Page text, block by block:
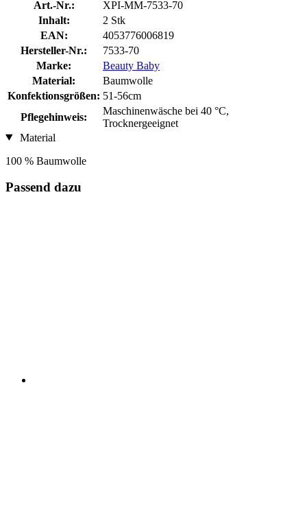
Art.-Nr.:
XPI-MM-7533-70
Inhalt:
2 Stk
EAN:
4053776006819
Hersteller-Nr.:
7533-70
Marke:
Beauty Baby
Material:
Baumwolle
Konfektionsgrößen: 51-56cm
Pflegehinweis:
Maschinenwäsche bei 40 °C,
Trocknergeeignet
Material
100 % Baumwolle
Passend dazu